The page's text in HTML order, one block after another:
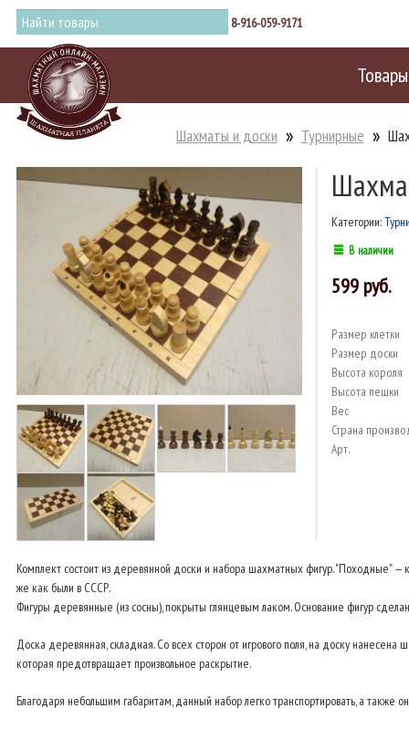
8-916-059-9171
Товары
Шахматы и доски Турнирные
Категории:
В наличии
599
Размер клетки
Размер доски
Высота короля
Высота пешки
Вес
Страна
Арт.
Комплект состоит из деревянной доски и набора шахматных фигур."Походные" —
же как были в СССР.
Фигуры деревянные (из сосны), покрыты глянцевым лаком. Основание фигур
Доска деревянная, складная. Со всех сторон от игрового поля, на доску
которая предотвращает произвольное раскрытие.
Благодаря небольшим габаритам, данный набор легко транспортировать, а также